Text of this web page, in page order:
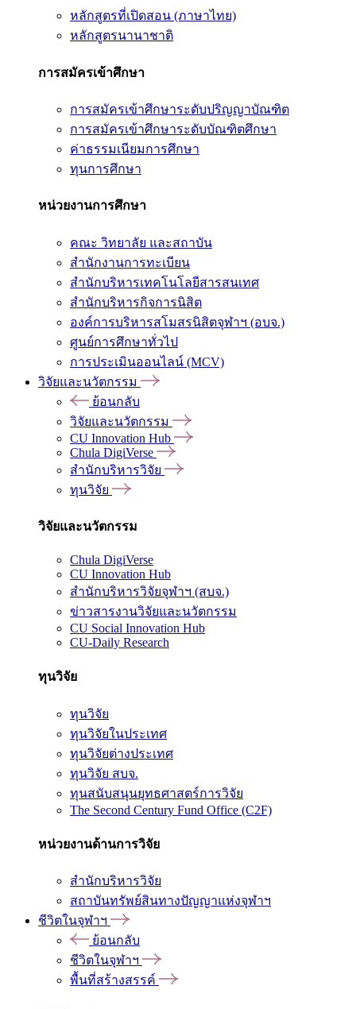
หลักสูตรที่เปิดสอน (ภาษาไทย)
หลักสูตรนานาชาติ
การสมัครเข้าศึกษา
การสมัครเข้าศึกษาระดับปริญญาบัณฑิต
การสมัครเข้าศึกษาระดับบัณฑิตศึกษา
ค่าธรรมเนียมการศึกษา
ทุนการศึกษา
หน่วยงานการศึกษา
คณะ วิทยาลัย และสถาบัน
สำนักงานการทะเบียน
สำนักบริหารเทคโนโลยีสารสนเทศ
สำนักบริหารกิจการนิสิต
องค์การบริหารสโมสรนิสิตจุฬาฯ (อบจ.)
ศูนย์การศึกษาทั่วไป
การประเมินออนไลน์ (MCV)
วิจัยและนวัตกรรม
ย้อนกลับ
วิจัยและนวัตกรรม
CU Innovation Hub
Chula DigiVerse
สำนักบริหารวิจัย
ทุนวิจัย
วิจัยและนวัตกรรม
Chula DigiVerse
CU Innovation Hub
สำนักบริหารวิจัยจุฬาฯ (สบจ.)
ข่าวสารงานวิจัยและนวัตกรรม
CU Social Innovation Hub
CU-Daily Research
ทุนวิจัย
ทุนวิจัย
ทุนวิจัยในประเทศ
ทุนวิจัยต่างประเทศ
ทุนวิจัย สบจ.
ทุนสนับสนุนยุทธศาสตร์การวิจัย
The Second Century Fund Office (C2F)
หน่วยงานด้านการวิจัย
สำนักบริหารวิจัย
สถาบันทรัพย์สินทางปัญญาแห่งจุฬาฯ
ชีวิตในจุฬาฯ
ย้อนกลับ
ชีวิตในจุฬาฯ
พื้นที่สร้างสรรค์